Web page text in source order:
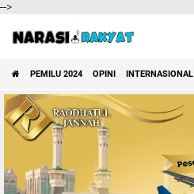
-->
PEMILU 2024 OPINI INTERNASIONAL